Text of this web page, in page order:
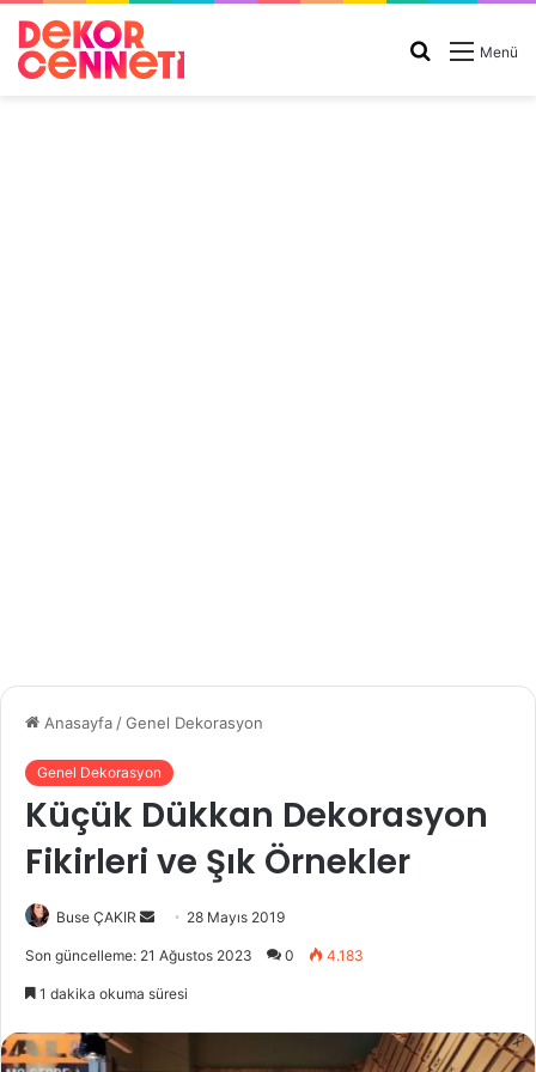
Menü
Arama
Anasayfa /Genel Dekorasyon
Genel Dekorasyon
Küçük Dükkan Dekorasyon
Fikirleri ve Şık Örnekler
Buse ÇAKIR
e
-
28 Mayıs 2019
Son güncelleme: 21 Ağustos 2023 0 4.183
1 dakika okuma süresi